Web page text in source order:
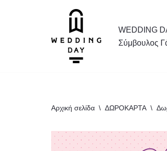
WEDDING
Σύμβουλος
Αρχική σελίδα \ ΔΩΡΟΚΑΡΤΑ \